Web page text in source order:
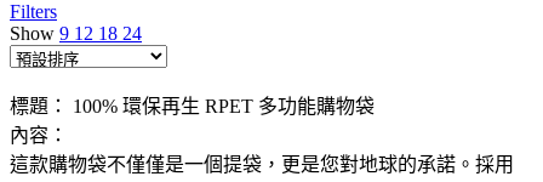
Filters
Show 9 12 18 24
標題： 100% 環保再生 RPET 多功能購物袋
內容：
這款購物袋不僅僅是一個提袋，更是您對地球的承諾。採用